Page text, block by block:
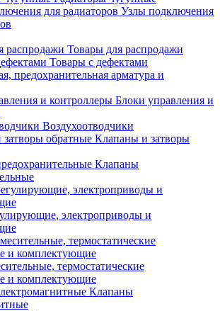
Узлы подключения
Товары для распродажи
Товары с дефектами
предохранительная арматура и
Блоки управления и
Воздухоотводчики
Клапаны и затворы
Клапаны
электроприводы и
термостатические
и комплектующие
Клапаны